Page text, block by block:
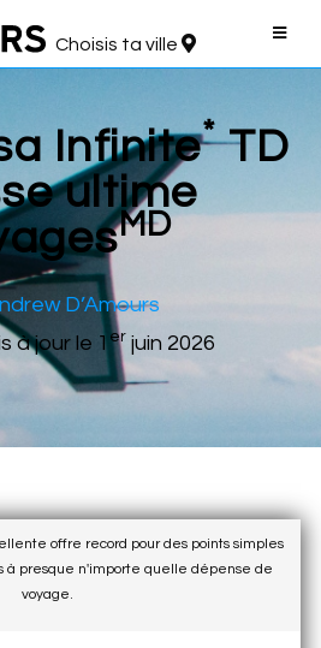
Choisis ta ville
Infinite*TD
ultime
MD
D’Amours
à jour le 1 er juin 2026
offre record pour des points simples
à presque n'importe quelle dépense de
voyage.